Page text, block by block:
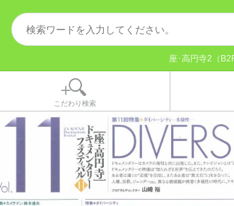
座･高円寺2（
こだわり検索